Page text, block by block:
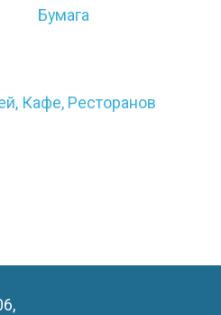
Бумага
Кафе, Ресторанов